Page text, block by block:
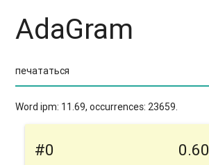
AdaGram
Word ipm: 11.69, occurrences: 23659.
#0 0.60